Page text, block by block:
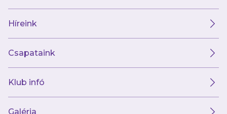
Híreink
Csapataink
Klub infó
Galéria